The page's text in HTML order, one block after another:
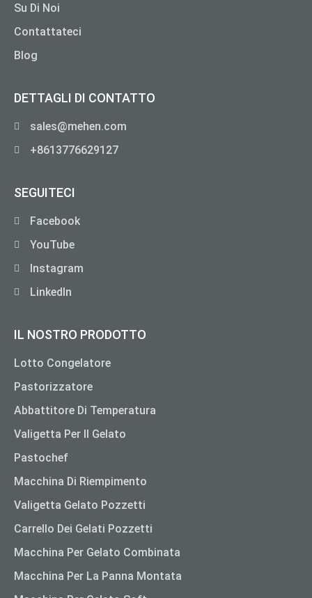
Su Di Noi
Contattateci
Blog
DETTAGLI DI CONTATTO
sales@mehen.com
+8613776629127
SEGUITECI
Facebook
YouTube
Instagram
LinkedIn
IL NOSTRO PRODOTTO
Lotto Congelatore
Pastorizzatore
Abbattitore Di Temperatura
Valigetta Per Il Gelato
Pastochef
Macchina Di Riempimento
Valigetta Gelato Pozzetti
Carrello Dei Gelati Pozzetti
Macchina Per Gelato Combinata
Macchina Per La Panna Montata